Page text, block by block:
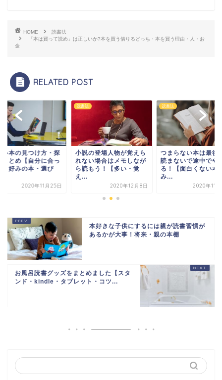
HOME
読書法
「本は買って読め」は正しいか?本を買う借りるどっち・本を買う理由・人・お
金
RELATED POST
の登場人物が覚えら
い場合はメモしなが
もう！【多い・覚
2020年12月8日
読書法
つまらない本は最後まで
読まないで途中でやめ
る！【面白くない本・読
み...
2020年11月23日
読書法
面白い本の見つけ方
し方まとめ【自分に
た本・好みの本・選
方...
2020年11
本好きな子供にするには親が読書習慣が
あるかが大事！将来・親の本棚
お風呂読書グッズをまとめました【スタ
ンド・kindle・タブレット・コツ...